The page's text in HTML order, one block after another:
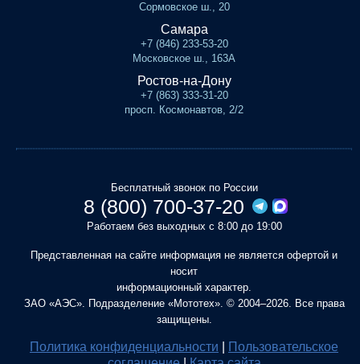
Сормовское ш., 20
Самара
+7 (846) 233-53-20
Московское ш., 163А
Ростов-на-Дону
+7 (863) 333-31-20
просп. Космонавтов, 2/2
Бесплатный звонок по России
8 (800) 700-37-20
Работаем без выходных с 8:00 до 19:00
Представленная на сайте информация не является офертой и
носит
информационный характер.
ЗАО «АЭС». Подразделение «Мототех». © 2004–2026. Все права
защищены.
Политика конфиденциальности
Пользовательское